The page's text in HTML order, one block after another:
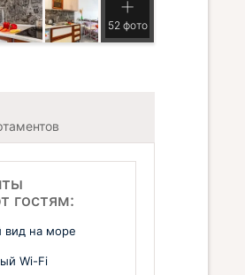
52 фото
гостям:
вид на море
Wi-Fi